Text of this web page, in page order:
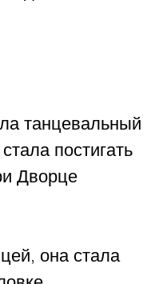
танцевальный
постигать
Дворце
она стала